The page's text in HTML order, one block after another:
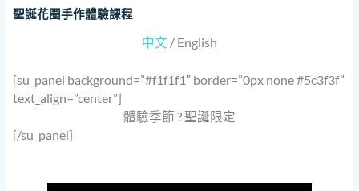
聖誕花圈手作體驗課程
中文 / English
[su_panel background=”#f1f1f1″ border=”0px none #5c3f3f”
text_align=”center”]
體驗季節 ? 聖誕限定
[/su_panel]